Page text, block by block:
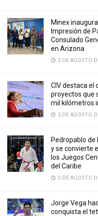
Minex
Impresión de
Consulado
en Arizona
5 DE AGOSTO
CIV destaca el
proyectos que
mil kilómetros
5 DE AGOSTO
Pedropablo de
y se convierte
los Juegos
del Caribe
5 DE AGOSTO
Jorge Vega
conquista el